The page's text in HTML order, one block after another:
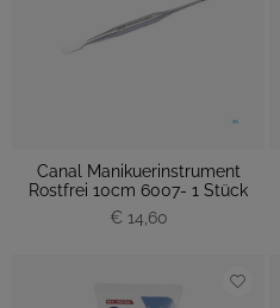
Canal Manikuerinstrument
Rostfrei 10cm 6007- 1 Stück
€ 14,60